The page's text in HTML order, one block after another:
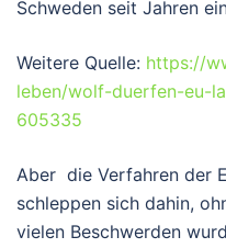
Schweden seit Jahren
Weitere Quelle: https://
leben/wolf-duerfen-eu-
605335
Aber die Verfahren der
schleppen sich dahin,
vielen Beschwerden